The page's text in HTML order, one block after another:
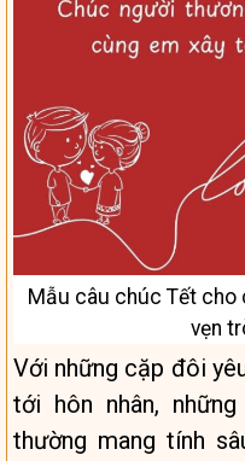
Mẫu câu chúc Tết
vẹn
Với những cặp đôi
tới hôn nhân,
thường mang tính